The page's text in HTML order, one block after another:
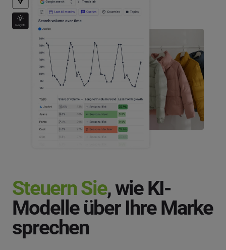
Steuern Sie, wie KI-
Modelle über Ihre Marke
sprechen